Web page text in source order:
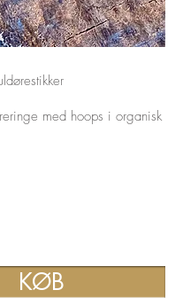
med hoops i organisk
KØB